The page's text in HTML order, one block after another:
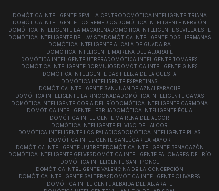
DOMÓTICA INTELIGENTE SEVILLA CENTRODOMÓTICA INTELIGENTE TRIANA
DOMÓTICA INTELIGENTE LOS REMEDIOSDOMÓTICA INTELIGENTE NERVIÓN
DOMÓTICA INTELIGENTE LA MACARENADOMÓTICA INTELIGENTE SEVILLA ESTE
DOMÓTICA INTELIGENTE BELLAVISTADOMÓTICA INTELIGENTE DOS HERMANAS
DOMÓTICA INTELIGENTE ALCALÁ DE GUADAÍRA
DOMÓTICA INTELIGENTE MAIRENA DEL ALJARAFE
DOMÓTICA INTELIGENTE UTRERADOMÓTICA INTELIGENTE TOMARES
DOMÓTICA INTELIGENTE BORMUJOSDOMÓTICA INTELIGENTE GINES
DOMÓTICA INTELIGENTE CASTILLEJA DE LA CUESTA
DOMÓTICA INTELIGENTE ESPARTINAS
DOMÓTICA INTELIGENTE SAN JUAN DE AZNALFARACHE
DOMÓTICA INTELIGENTE LA RINCONADADOMÓTICA INTELIGENTE CAMAS
DOMÓTICA INTELIGENTE CORIA DEL RÍODOMÓTICA INTELIGENTE CARMONA
DOMÓTICA INTELIGENTE LEBRIJADOMÓTICA INTELIGENTE ÉCIJA
DOMÓTICA INTELIGENTE MAIRENA DEL ALCOR
DOMÓTICA INTELIGENTE EL VISO DEL ALCOR
DOMÓTICA INTELIGENTE LOS PALACIOSDOMÓTICA INTELIGENTE PILAS
DOMÓTICA INTELIGENTE SANLÚCAR LA MAYOR
DOMÓTICA INTELIGENTE UMBRETEDOMÓTICA INTELIGENTE BENACAZÓN
DOMÓTICA INTELIGENTE GELVESDOMÓTICA INTELIGENTE PALOMARES DEL RÍO
DOMÓTICA INTELIGENTE SANTIPONCE
DOMÓTICA INTELIGENTE VALENCINA DE LA CONCEPCIÓN
DOMÓTICA INTELIGENTE SALTERASDOMÓTICA INTELIGENTE OLIVARES
DOMÓTICA INTELIGENTE ALBAIDA DEL ALJARAFE